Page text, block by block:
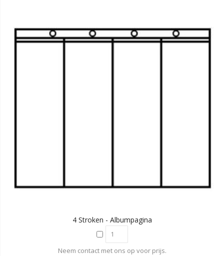
4 Stroken - Albumpagina
Neem contact met ons op voor prijs.